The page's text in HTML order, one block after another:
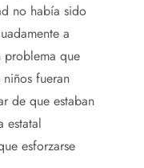
no había sido
a
que
fueran
de que estaban
estatal
esforzarse